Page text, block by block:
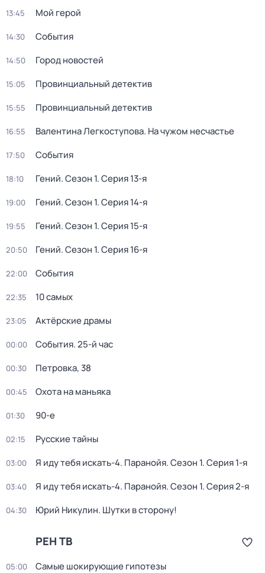
13:45 Мой герой
14:30 События
14:50 Город новостей
15:05 Провинциальный детектив
15:55 Провинциальный детектив
16:55 Валентина Легкоступова. На чужом несчастье
17:50 События
18:10 Гений. Сезон 1. Серия 13-я
19:00 Гений. Сезон 1. Серия 14-я
19:55 Гений. Сезон 1. Серия 15-я
20:50 Гений. Сезон 1. Серия 16-я
22:00 События
22:35 10 самых
23:05 Актёрские драмы
00:00 События. 25-й час
00:30 Петровка, 38
00:45 Охота на маньяка
01:30 90-е
02:15 Русские тайны
03:00 Я иду тебя искать-4. Паранойя. Сезон 1. Серия 1-я
03:40 Я иду тебя искать-4. Паранойя. Сезон 1. Серия 2-я
04:30 Юрий Никулин. Шутки в сторону!
РЕН ТВ
05:00 Самые шoкиpующие гипотезы